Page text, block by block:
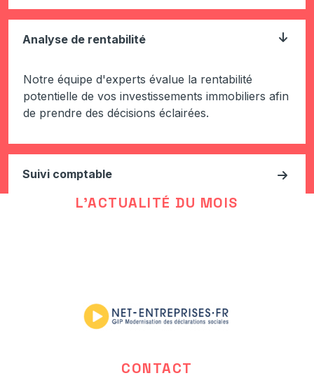
Analyse de rentabilité
Notre équipe d'experts évalue la rentabilité
potentielle de vos investissements immobiliers afin
de prendre des décisions éclairées.
Suivi comptable
L'ACTUALITÉ DU MOIS
CONTACT